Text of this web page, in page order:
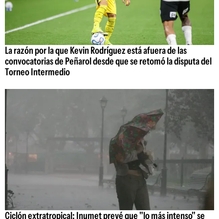
La razón por la que Kevin Rodríguez está afuera de las
convocatorias de Peñarol desde que se retomó la disputa del
Torneo Intermedio
Ciclón extratropical: Inumet prevé que "lo más intenso" se